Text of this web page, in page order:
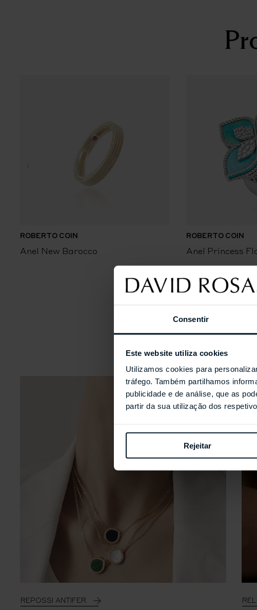
Consentir
Este website utiliza cookies
Utilizamos cookies para
tráfego. Também partilhamos
publicidade e de análise, que as
partir da sua utilização dos
Rejeitar
ROBERTO COIN
Anel New Barocco
ROBERTO COIN
Anel Princess
REPOSSI ANTIFER